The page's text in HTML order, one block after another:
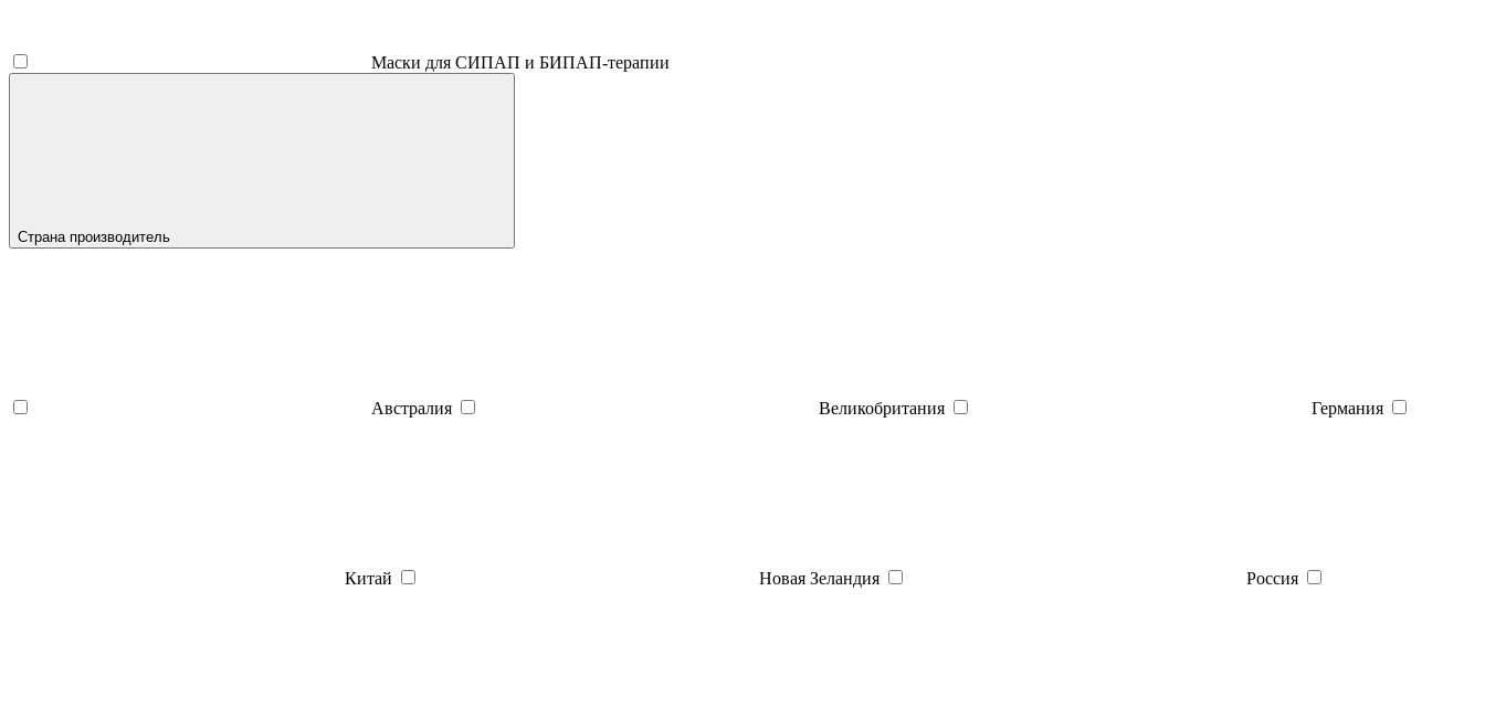
Маски для СИПАП и БИПАП-терапии
Страна производитель
Австралия Великобритания Германия
Китай Новая Зеландия Россия